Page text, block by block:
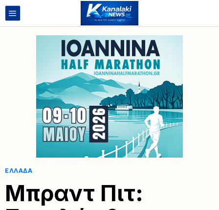
ΕΛΛΆΔΑ
Μπραντ Πιτ: